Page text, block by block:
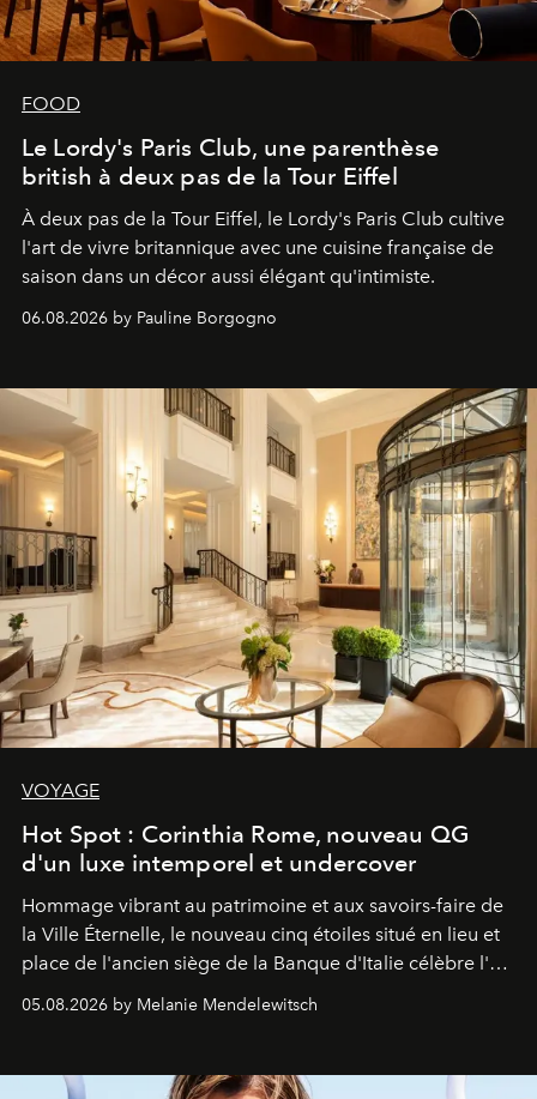
FOOD
Le Lordy's Paris Club, une parenthèse
british à deux pas de la Tour Eiffel
À deux pas de la Tour Eiffel, le Lordy's Paris Club cultive
l'art de vivre britannique avec une cuisine française de
saison dans un décor aussi élégant qu'intimiste.
06.08.2026 by Pauline Borgogno
VOYAGE
Hot Spot : Corinthia Rome, nouveau QG
d'un luxe intemporel et undercover
Hommage vibrant au patrimoine et aux savoirs-faire de
la Ville Éternelle, le nouveau cinq étoiles situé en lieu et
place de l'ancien siège de la Banque d'Italie célèbre l'art
05.08.2026 by Melanie Mendelewitsch